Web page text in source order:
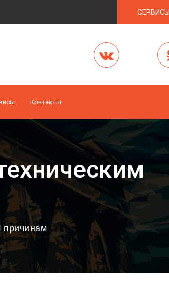
СЕРВИСЫ
Контакты
причинам